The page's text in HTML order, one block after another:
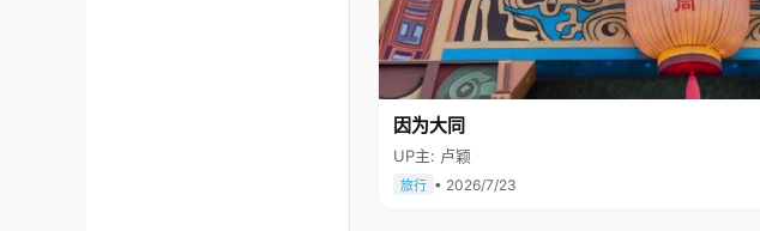
因为大同
UP主: 卢颖
旅行 • 2026/7/23